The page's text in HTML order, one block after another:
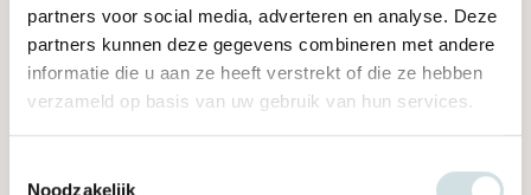
partners voor social media, adverteren en analyse. Deze
partners kunnen deze gegevens combineren met andere
informatie die u aan ze heeft verstrekt of die ze hebben
verzameld op basis van uw gebruik van hun services.
Noodzakelijk